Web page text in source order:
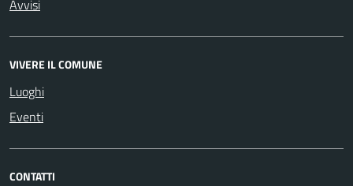
Avvisi
VIVERE IL COMUNE
Luoghi
Eventi
CONTATTI